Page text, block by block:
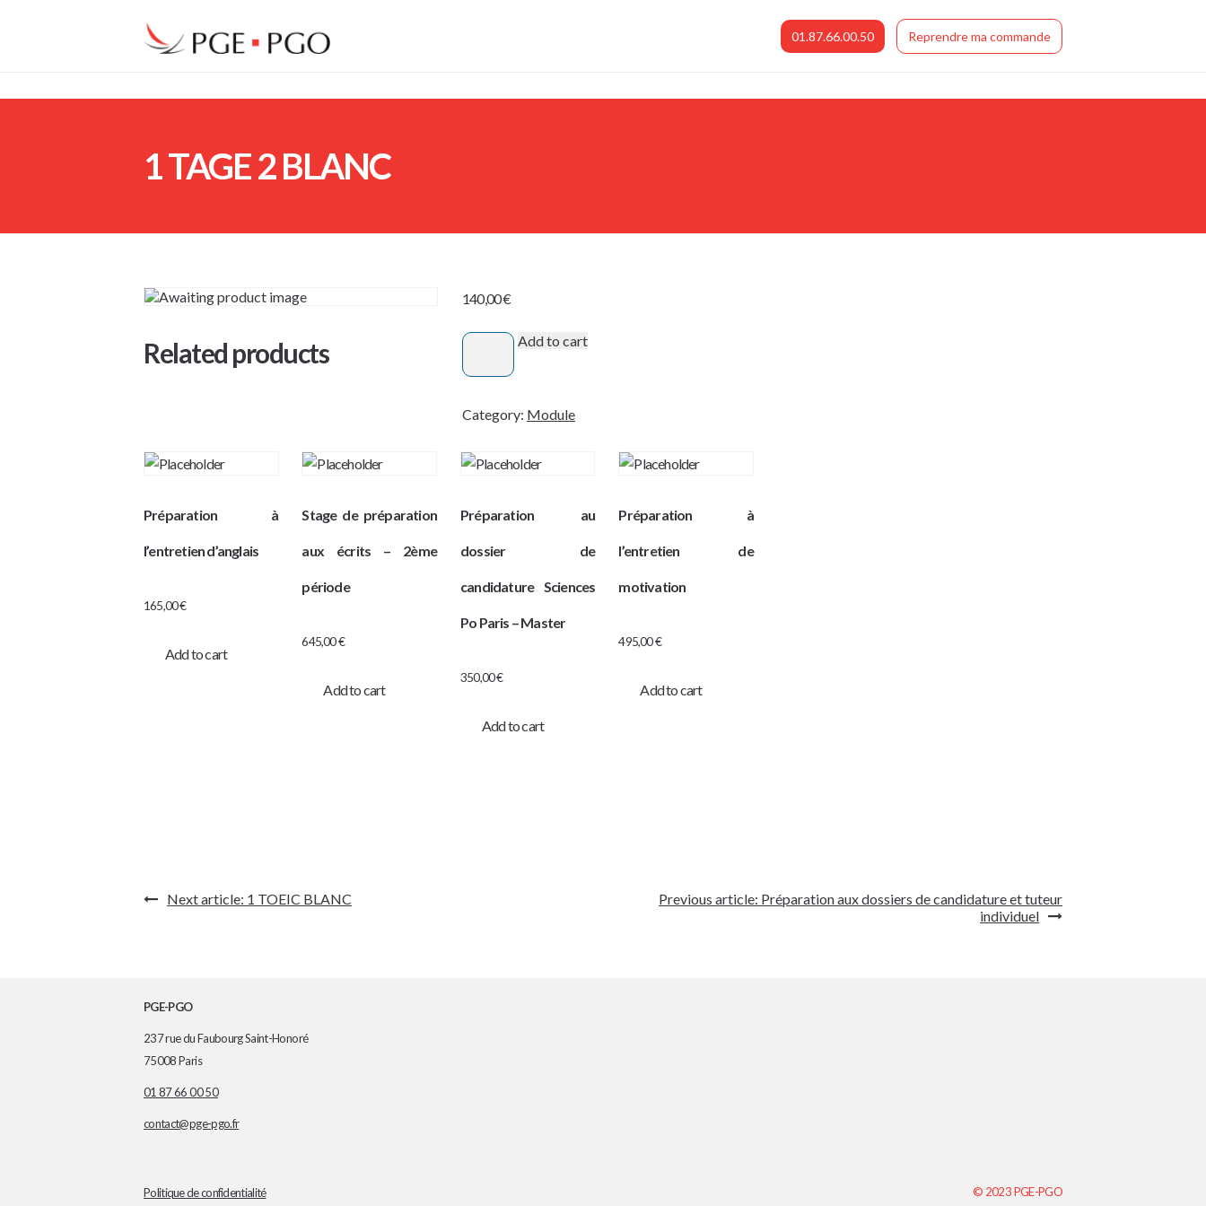
01.87.66.00.50 Reprendre ma commande
1 TAGE 2 BLANC
140,00€
1
TAGE
BLANC
Add to cart
Category: Module
Related products
Préparation à
l’entretien d’anglais
165,00€
Add to cart
Stage de préparation
aux écrits – 2ème
période
645,00€
Add to cart
Préparation au
dossier de
candidature Sciences
Po Paris – Master
350,00€
Add to cart
Préparation à
l’entretien de
motivation
495,00€
Add to cart
de
Previous article: Préparation aux dossiers de candidature et tuteur
individuel
Next article: 1 TOEIC BLANC
PGE-PGO
237 rue du Faubourg Saint-Honoré
75008 Paris
01 87 66 00 50
contact@pge-pgo.fr
Politique de confidentialité © 2023 PGE-PGO